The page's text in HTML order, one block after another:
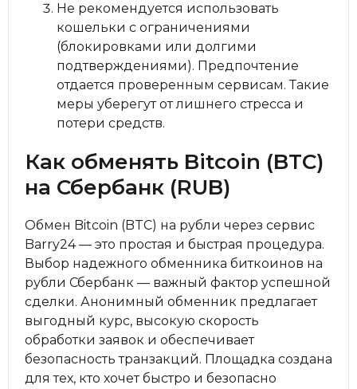
Не рекомендуется использовать
кошельки с ограничениями
(блокировками или долгими
подтверждениями). Предпочтение
отдается проверенным сервисам. Такие
меры уберегут от лишнего стресса и
потери средств.
Как обменять Bitcoin (BTC)
на Сбербанк (RUB)
Обмен Bitcoin (BTC) на рубли через сервис
Barry24 — это простая и быстрая процедура.
Выбор надежного обменника биткоинов на
рубли Сбербанк — важный фактор успешной
сделки. Анонимный обменник предлагает
выгодный курс, высокую скорость
обработки заявок и обеспечивает
безопасность транзакций. Площадка создана
для тех, кто хочет быстро и безопасно